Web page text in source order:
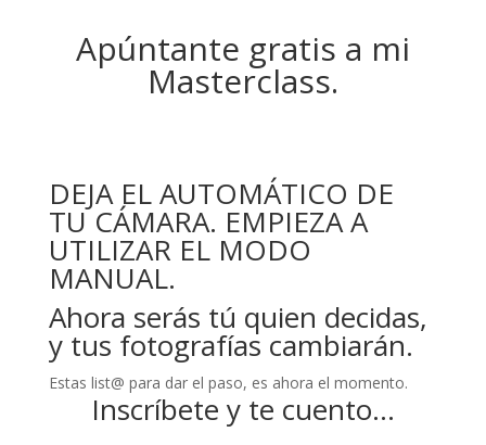
Apúntante gratis a mi
Masterclass.
DEJA EL AUTOMÁTICO DE
TU CÁMARA. EMPIEZA A
UTILIZAR EL MODO
MANUAL.
Ahora serás tú quien decidas,
y tus fotografías cambiarán.
Estas list@ para dar el paso, es ahora el momento.
Inscríbete y te cuento…